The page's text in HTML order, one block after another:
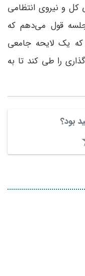
کل و نیروی انتظامی
قول می‌دهم که
که یک لایحه جامعی
را طی کند تا به
بود؟